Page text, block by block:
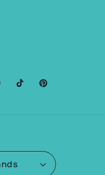
TikTokPinterest